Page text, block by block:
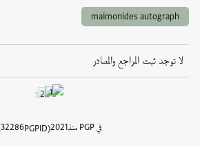
maimonides autograph
لا توجد ثبت المراجع والمصادر
في PGP منذ 2021
PGPID
32286